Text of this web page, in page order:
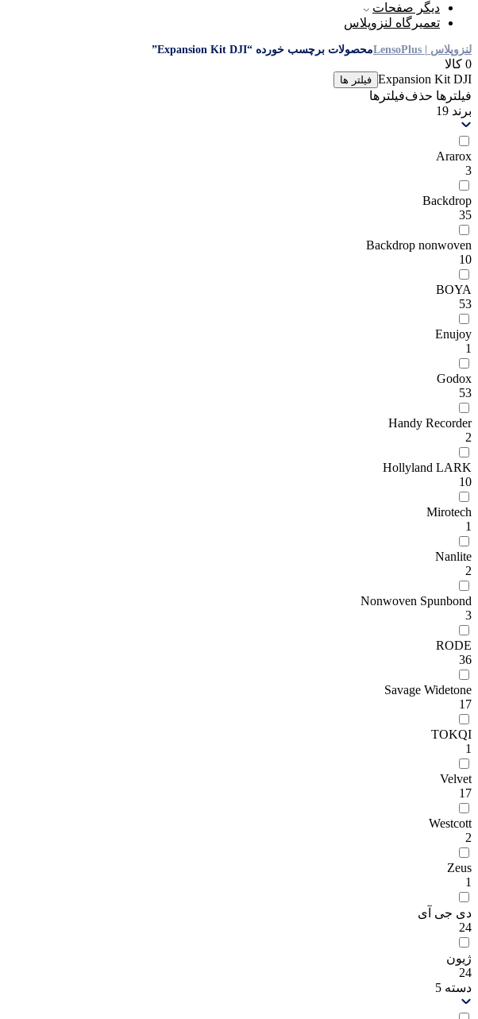
دیگر صفحات
تعمیرگاه لنزوپلاس
لنزوپلاس | LensoPlus محصولات برچسب خورده “Expansion Kit DJI”
0 کالا
Expansion Kit DJI فیلتر ها
فیلترها حذف‌فیلتر‌ها
برند 19
Ararox
3
Backdrop
35
Backdrop nonwoven
10
BOYA
53
Enujoy
1
Godox
53
Handy Recorder
2
Hollyland LARK
10
Mirotech
1
Nanlite
2
Nonwoven Spunbond
3
RODE
36
Savage Widetone
17
TOKQI
1
Velvet
17
Westcott
2
Zeus
1
دی جی آی
24
ژیون
24
دسته 5